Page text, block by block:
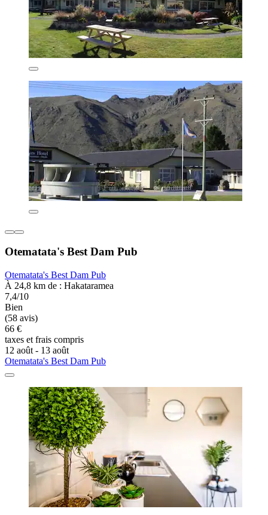
Otematata's Best Dam Pub
Otematata's Best Dam Pub
À 24,8 km de : Hakataramea
7,4/10
Bien
(58 avis)
66 €
taxes et frais compris
12 août - 13 août
Otematata's Best Dam Pub